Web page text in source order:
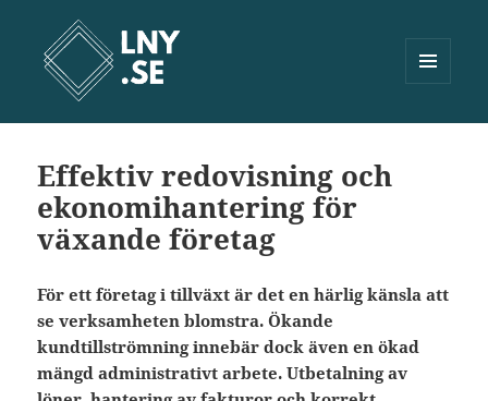
WIDGETS
Effektiv redovisning och
ekonomihantering för
växande företag
För ett företag i tillväxt är det en härlig känsla att
se verksamheten blomstra. Ökande
kundtillströmning innebär dock även en ökad
mängd administrativt arbete. Utbetalning av